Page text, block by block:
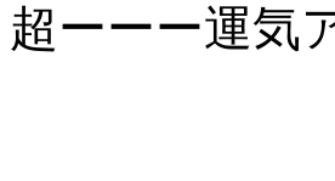
超ーーー運気